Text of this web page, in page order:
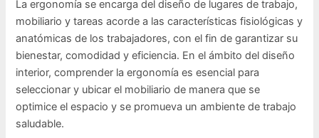
La ergonomía se encarga del diseño de lugares de trabajo,
mobiliario y tareas acorde a las características fisiológicas y
anatómicas de los trabajadores, con el fin de garantizar su
bienestar, comodidad y eficiencia. En el ámbito del diseño
interior, comprender la ergonomía es esencial para
seleccionar y ubicar el mobiliario de manera que se
optimice el espacio y se promueva un ambiente de trabajo
saludable.